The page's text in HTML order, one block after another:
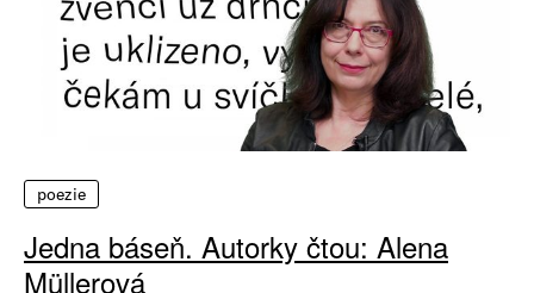
poezie
Jedna báseň. Autorky čtou: Alena
Müllerová